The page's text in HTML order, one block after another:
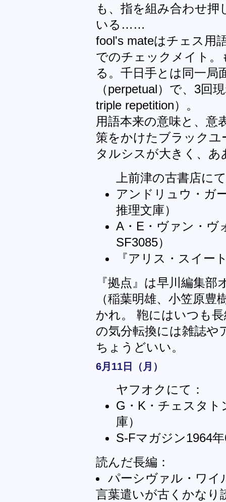
も、指を組み合わせ
いる……
fool's mateはチェス用
でのチェックメイト
る。千日手とは同一局
（perpetual）で、3回
triple repetition）。
用語本来の意味と、意
策をかけたブラックユ
タルシスが大きく、
上前津の古書店に
アンドリュウ・ガ
推理文庫）
A・E・ヴァン・ヴ
SF3085）
『アリス・スイー
『拠点』は早川編集
（稲葉明雄、小笠原
かれ。 鞄にはいつも
の気分転換には雑誌や
ちょうどいい。
6月11日（月）
ヤフオクにて：
G・K・チェスタト
庫）
S-Fマガジン1964
読んだ長編：
パーシヴァル・ワ
言葉遣いが古くかなり